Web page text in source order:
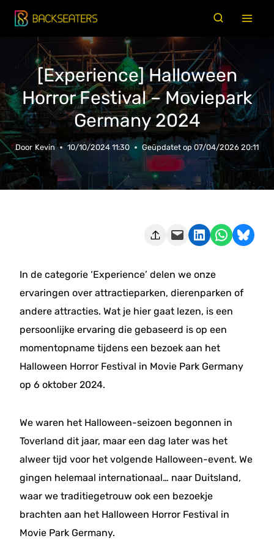
Doorgaan
naar
[Experience] Halloween
Horror Festival – Moviepark
Germany 2024
Door Kevin 10/10/2024 11:30 Geüpdatet op 07/04/2026 20:11
Deze pagina e-mailen Delen op LinkedIn Delen via WhatsApp Share on Bluesky
In de categorie ‘Experience’ delen we onze
ervaringen over attractieparken, dierenparken of
andere attracties. Wat je hier gaat lezen, is een
persoonlijke ervaring die gebaseerd is op een
momentopname tijdens een bezoek aan het
Halloween Horror Festival in Movie Park Germany
op 6 oktober 2024.
We waren het Halloween-seizoen begonnen in
Toverland dit jaar, maar een dag later was het
alweer tijd voor het volgende Halloween-event. We
gingen helemaal internationaal… naar Duitsland,
waar we traditiegetrouw ook een bezoekje
brachten aan het Halloween Horror Festival in
Movie Park Germany.